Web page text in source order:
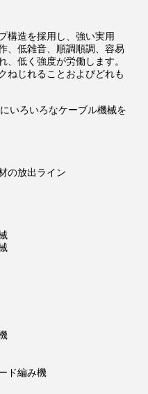
構造を採用し、強い実用
、低雑音、順調順調、容易
、低く強度が労働します。
ねじれることおよびどれも
いろいろなケーブル機械を
の放出ライン
ド編み機